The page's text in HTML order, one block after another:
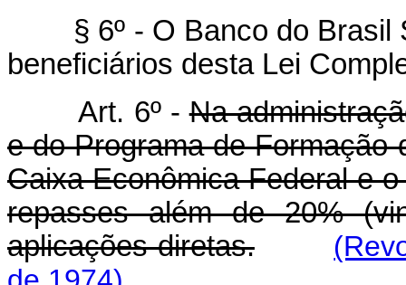
§ 6º - O Banco do
beneficiários desta Lei
Art. 6º -Na
e do Programa de Formação
Caixa Econômica Federal e
repasses além de 20%
aplicações diretas.